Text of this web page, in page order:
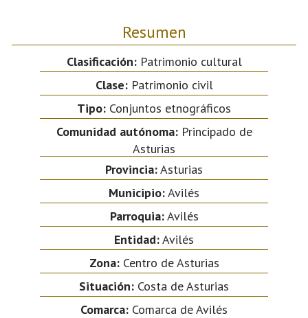
Resumen
Clasificación:Patrimonio cultural
Clase:Patrimonio civil
Tipo: Conjuntos etnográficos
Comunidad autónoma:Principado de
Asturias
Provincia:Asturias
Municipio:Avilés
Parroquia:Avilés
Entidad:Avilés
Zona:Centro de Asturias
Situación: Costa de Asturias
Comarca: Comarca de Avilés